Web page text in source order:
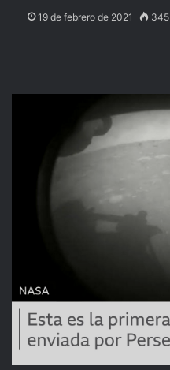
19 de febrero de 2021 345